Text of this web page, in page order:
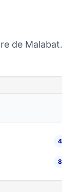
de Malabat.
4
8